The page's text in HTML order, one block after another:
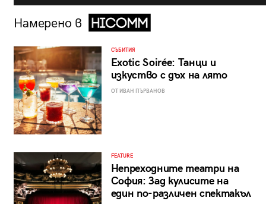
Намерено в
СЪБИТИЯ
Exotic Soirée: Танци и
изкуство с дъх на лято
ОТ ИВАН ПЪРВАНОВ
FEATURE
Непреходните театри на
София: Зад кулисите на
един по-различен спектакъл